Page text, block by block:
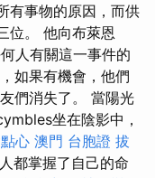
有事物的原因，而供
位。 他向布萊恩
人有關這一事件的
如果有機會，他們
們消失了。 當陽光
坐在陰影中，
心 澳門 台胞證 拔
都掌握了自己的命